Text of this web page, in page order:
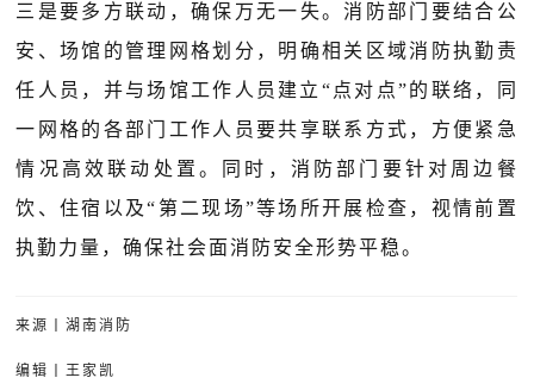
三是要多方联动，确保万无一失。消防部门要结合公
安、场馆的管理网格划分，明确相关区域消防执勤责
任人员，并与场馆工作人员建立“点对点”的联络，同
一网格的各部门工作人员要共享联系方式，方便紧急
情况高效联动处置。同时，消防部门要针对周边餐
饮、住宿以及“第二现场”等场所开展检查，视情前置
执勤力量，确保社会面消防安全形势平稳。
来源丨湖南消防
编辑丨王家凯